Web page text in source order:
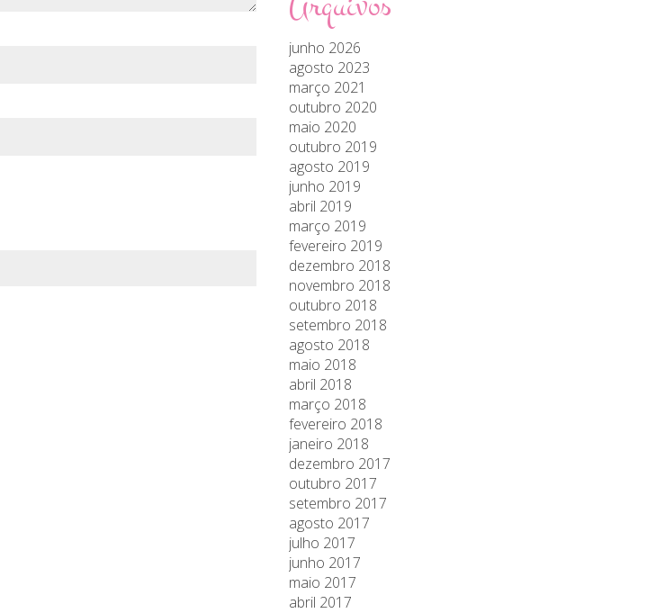
junho 2026
agosto 2023
março 2021
outubro 2020
maio 2020
outubro 2019
agosto 2019
junho 2019
abril 2019
março 2019
fevereiro 2019
dezembro 2018
novembro 2018
outubro 2018
setembro 2018
agosto 2018
maio 2018
abril 2018
março 2018
fevereiro 2018
janeiro 2018
dezembro 2017
outubro 2017
setembro 2017
agosto 2017
julho 2017
junho 2017
maio 2017
abril 2017